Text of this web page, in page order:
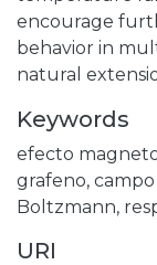
encourage
behavior in
natural
Keywords
efecto
grafeno,
Boltzmann,
URI